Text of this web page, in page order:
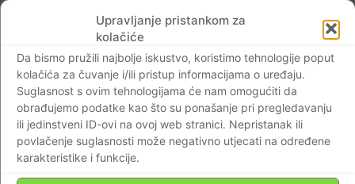
Upravljanje pristankom za
kolačiće
Da bismo pružili najbolje iskustvo, koristimo tehnologije poput
kolačića za čuvanje i/ili pristup informacijama o uređaju.
Suglasnost s ovim tehnologijama će nam omogućiti da
obrađujemo podatke kao što su ponašanje pri pregledavanju
ili jedinstveni ID-ovi na ovoj web stranici. Nepristanak ili
povlačenje suglasnosti može negativno utjecati na određene
karakteristike i funkcije.